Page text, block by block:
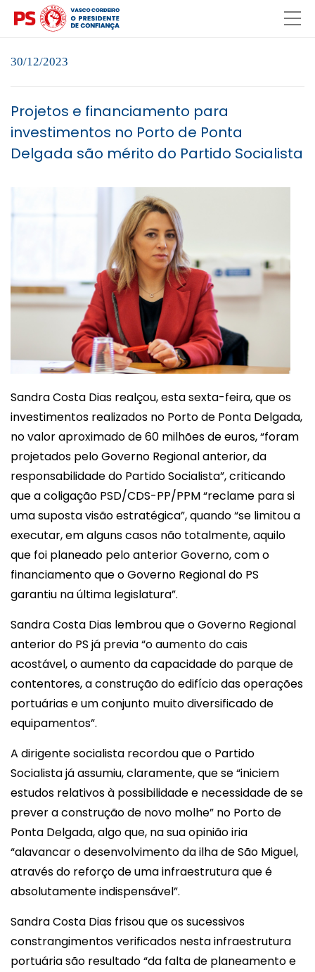
30/12/2023
Projetos e financiamento para
investimentos no Porto de Ponta
Delgada são mérito do Partido Socialista
Sandra Costa Dias realçou, esta sexta-feira, que os
investimentos realizados no Porto de Ponta Delgada,
no valor aproximado de 60 milhões de euros, “foram
projetados pelo Governo Regional anterior, da
responsabilidade do Partido Socialista”, criticando
que a coligação PSD/CDS-PP/PPM “reclame para si
uma suposta visão estratégica”, quando “se limitou a
executar, em alguns casos não totalmente, aquilo
que foi planeado pelo anterior Governo, com o
financiamento que o Governo Regional do PS
garantiu na última legislatura”.
Sandra Costa Dias lembrou que o Governo Regional
anterior do PS já previa “o aumento do cais
acostável, o aumento da capacidade do parque de
contentores, a construção do edifício das operações
portuárias e um conjunto muito diversificado de
equipamentos”.
A dirigente socialista recordou que o Partido
Socialista já assumiu, claramente, que se “iniciem
estudos relativos à possibilidade e necessidade de se
prever a construção de novo molhe” no Porto de
Ponta Delgada, algo que, na sua opinião iria
“alavancar o desenvolvimento da ilha de São Miguel,
através do reforço de uma infraestrutura que é
absolutamente indispensável”.
Sandra Costa Dias frisou que os sucessivos
constrangimentos verificados nesta infraestrutura
portuária são resultado “da falta de planeamento e